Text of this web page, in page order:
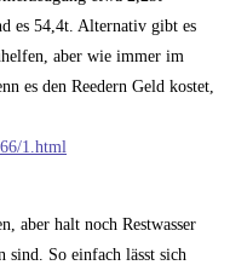
es 54,4t. Alternativ gibt es
aber wie immer im
es den Reedern Geld kostet,
1.html
aber halt noch Restwasser
So einfach lässt sich